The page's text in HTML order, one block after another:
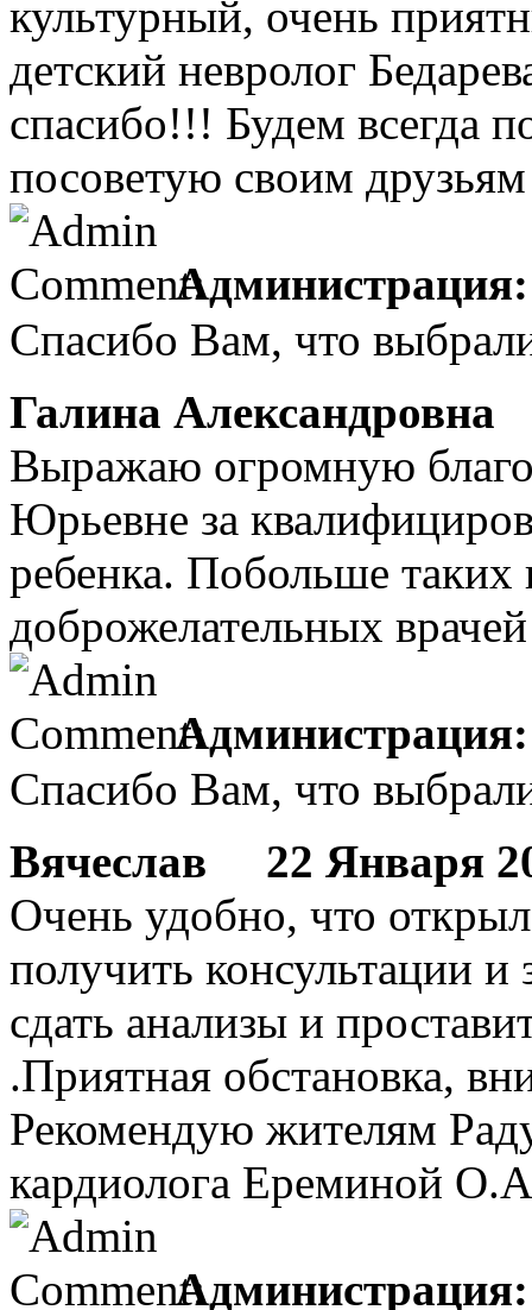
культурный, очень
детский невролог
спасибо!!! Будем всегда
посоветую своим друзьям
Администрация:
Спасибо Вам, что
Галина Александровна
Выражаю огромную
Юрьевне за
ребенка. Побольше
доброжелательных врачей
Администрация:
Спасибо Вам, что
Вячеслав
22 Января
Очень удобно, что
получить консультации и
сдать анализы и
.Приятная обстановка,
Рекомендую жителям
кардиолога Ереминой
Администрация: